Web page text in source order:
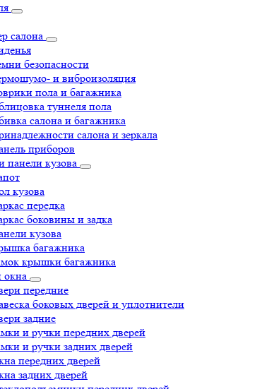
салона
безопасности
и виброизоляция
пола и багажника
туннеля пола
салона и багажника
салона и зеркала
приборов
панели кузова
кузова
передка
боковины и задка
кузова
багажника
крышки багажника
окна
передние
боковых дверей и уплотнители
задние
и ручки передних дверей
и ручки задних дверей
передних дверей
задних дверей